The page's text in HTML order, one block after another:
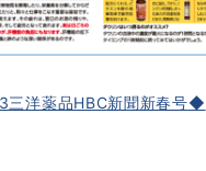
三洋薬品HBC新聞新春号◆